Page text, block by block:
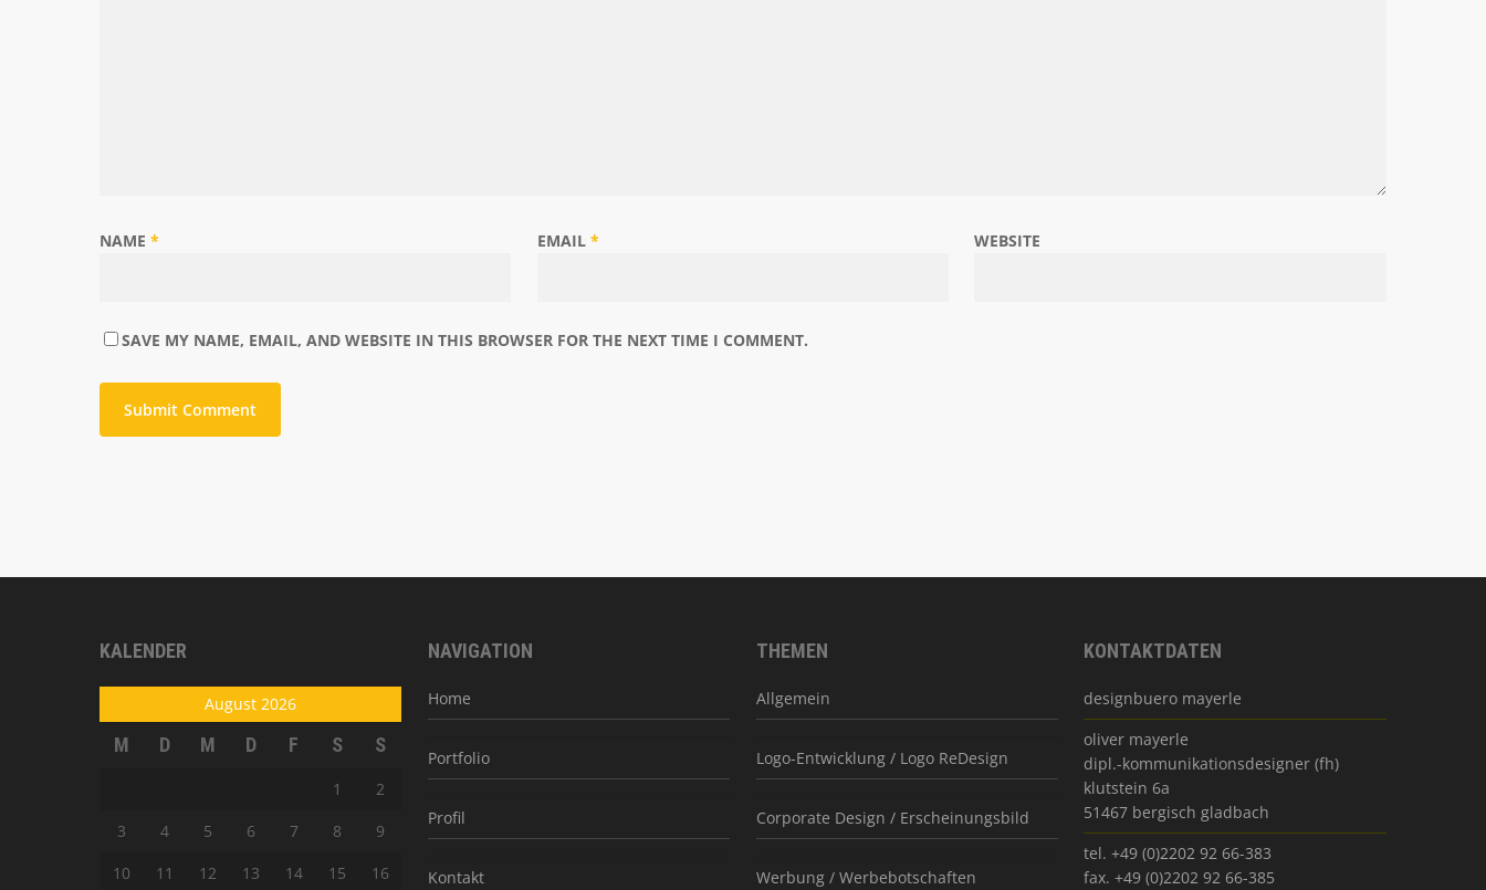
NAME * EMAIL * WEBSITE
SAVE MY NAME, EMAIL, AND WEBSITE IN THIS BROWSER FOR THE NEXT TIME I COMMENT.
KALENDER
August 2026
M D M D F S S
1
2
3
4 5 6 7 8
9
10
11 12 13 14 15 16
NAVIGATION
Home
Portfolio
Profil
Kontakt
THEMEN
Allgemein
Logo-Entwicklung / Logo ReDesign
Corporate Design / Erscheinungsbild
Werbung / Werbebotschaften
KONTAKTDATEN
designbuero mayerle
oliver mayerle
dipl.-kommunikationsdesigner (fh)
klutstein 6a
51467 bergisch gladbach
tel. +49 (0)2202 92 66-383
fax. +49 (0)2202 92 66-385